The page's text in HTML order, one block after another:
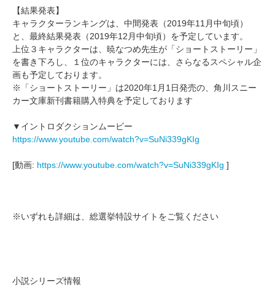
【結果発表】
キャラクターランキングは、中間発表（2019年11月中旬頃）
と、最終結果発表（2019年12月中旬頃）を予定しています。
上位３キャラクターは、暁なつめ先生が「ショートストーリー」
を書き下ろし、１位のキャラクターには、さらなるスペシャル企
画も予定しております。
※「ショートストーリー」は2020年1月1日発売の、角川スニー
カー文庫新刊書籍購入特典を予定しております
▼イントロダクションムービー
https://www.youtube.com/watch?v=SuNi339gKIg
[動画: https://www.youtube.com/watch?v=SuNi339gKIg ]
※いずれも詳細は、総選挙特設サイトをご覧ください
小説シリーズ情報